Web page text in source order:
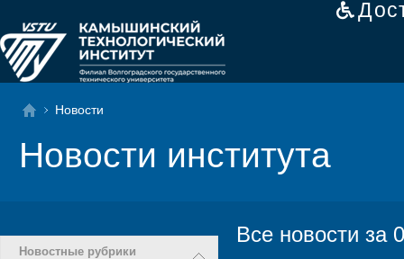
Новости
Новости института
Новостные рубрики
Все новости за